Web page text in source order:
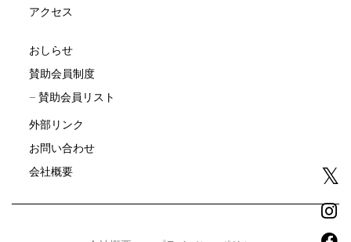
アクセス
おしらせ
賛助会員制度
賛助会員リスト
外部リンク
お問い合わせ
会社概要